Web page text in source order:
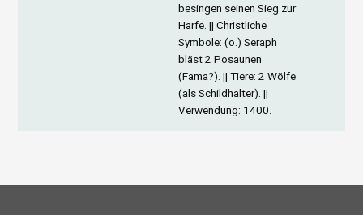
besingen seinen Sieg zur
Harfe. || Christliche
Symbole: (o.) Seraph
bläst 2 Posaunen
(Fama?). || Tiere: 2 Wölfe
(als Schildhalter). ||
Verwendung: 1400.